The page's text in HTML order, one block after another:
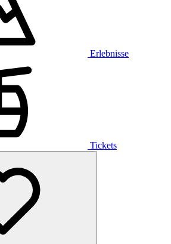
Erlebnisse
Tickets